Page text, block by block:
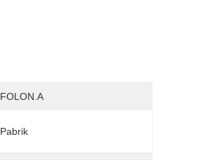
FOLON.A
Pabrik